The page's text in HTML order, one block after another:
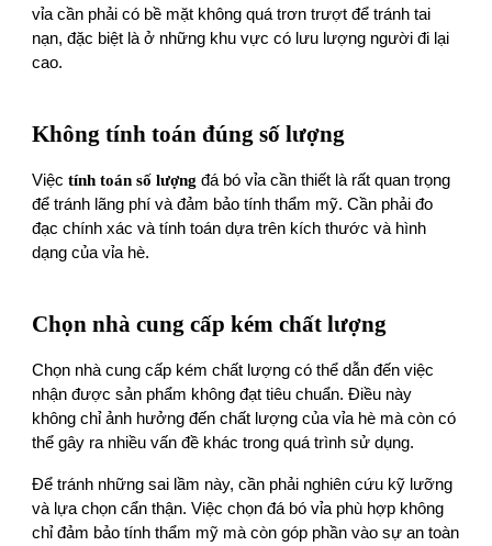
vỉa cần phải có bề mặt không quá trơn trượt để tránh tai
nạn, đặc biệt là ở những khu vực có lưu lượng người đi lại
cao.
Không tính toán đúng số lượng
Việctính toán số lượng đá bó vỉa cần thiết là rất quan trọng
để tránh lãng phí và đảm bảo tính thẩm mỹ. Cần phải đo
đạc chính xác và tính toán dựa trên kích thước và hình
dạng của vỉa hè.
Chọn nhà cung cấp kém chất lượng
Chọn nhà cung cấp kém chất lượng có thể dẫn đến việc
nhận được sản phẩm không đạt tiêu chuẩn. Điều này
không chỉ ảnh hưởng đến chất lượng của vỉa hè mà còn có
thể gây ra nhiều vấn đề khác trong quá trình sử dụng.
Để tránh những sai lầm này, cần phải nghiên cứu kỹ lưỡng
và lựa chọn cẩn thận. Việc chọn đá bó vỉa phù hợp không
chỉ đảm bảo tính thẩm mỹ mà còn góp phần vào sự an toàn